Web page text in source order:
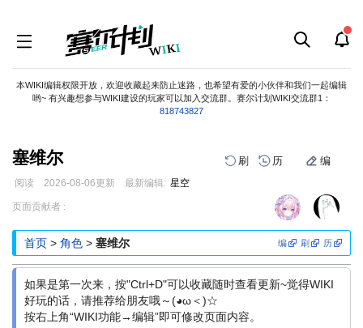
本WIKI编辑权限开放，欢迎收藏起来防止迷路，也希望有爱的小伙伴和我们一起编辑
哟~ 有兴趣想参与WIKI建设的玩家可以加入交流群。赛尔计划WIKI交流群1：
818743827
塞维尔 刷 历 编
阅读 2026-08-06更新 最新编辑: 星空
跳
导
跳
搜
页面贡献者 :
编 刷 历
首页 > 角色 > 塞维尔
如果是第一次来，按"Ctrl+D"可以收藏随时查看更新~觉得WIKI
好玩的话，请推荐给朋友哦～(◕ω＜)☆
按右上角“WIKI功能→编辑”即可修改页面内容。